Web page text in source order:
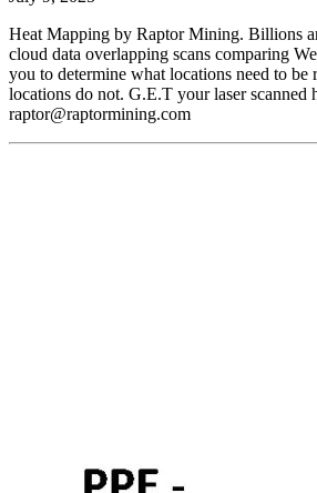
Heat Mapping by Raptor Mining. Billions
cloud data overlapping scans comparing
you to determine what locations need to be
locations do not. G.E.T your laser scanned
raptor@raptormining.com